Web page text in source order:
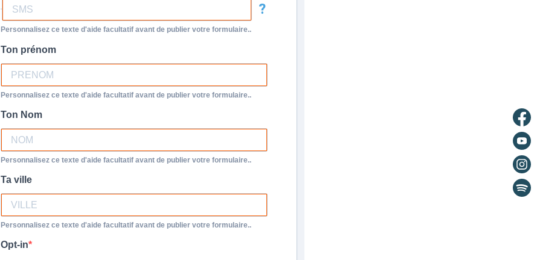
?
Personnalisez ce texte d'aide facultatif avant de publier votre formulaire..
Ton prénom
Personnalisez ce texte d'aide facultatif avant de publier votre formulaire..
Ton Nom
Personnalisez ce texte d'aide facultatif avant de publier votre formulaire..
Ta ville
Personnalisez ce texte d'aide facultatif avant de publier votre formulaire..
Opt-in